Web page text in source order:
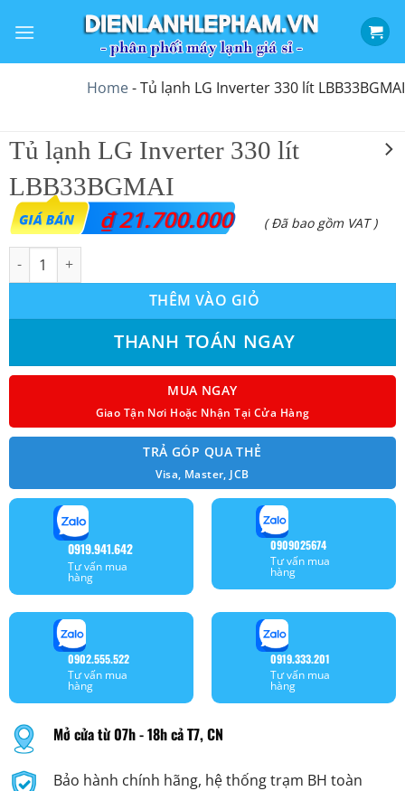
qua
Home-Tủ lạnh LG Inverter 330 lít LBB33BGMAI
Tủ lạnh LG Inverter 330 lít
LBB33BGMAI
₫21.700.000
( Đã bao gồm VAT )
Tủ lạnh LG Inverter 330 lít LBB33BGMAI số lượng
THÊM VÀO GIỎ
THANH TOÁN NGAY
MUA NGAY
Giao Tận Nơi Hoặc Nhận Tại Cửa Hàng
TRẢ GÓP QUA THẺ
Visa, Master, JCB
0919.941.642
Tư vấn mua
hàng
0909025674
Tư vấn mua
hàng
0902.555.522
Tư vấn mua
hàng
0919.333.201
Tư vấn mua
hàng
Mở cửa từ 07h - 18h cả T7, CN
Bảo hành chính hãng, hệ thống trạm BH toàn